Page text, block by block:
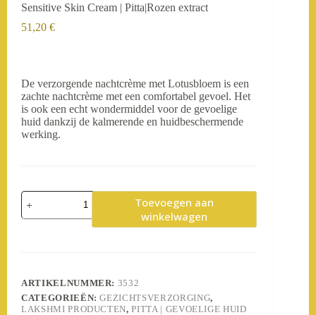
Sensitive Skin Cream | Pitta|Rozen extract
51,20 €
De verzorgende nachtcrème met Lotusbloem is een
zachte nachtcrème met een comfortabel gevoel. Het
is ook een echt wondermiddel voor de gevoelige
huid dankzij de kalmerende en huidbeschermende
werking.
Sensitive
Skin
Cream
Toevoegen aan
winkelwagen
ARTIKELNUMMER: 3532
CATEGORIEËN:GEZICHTSVERZORGING,
LAKSHMI PRODUCTEN,PITTA | GEVOELIGE HUID